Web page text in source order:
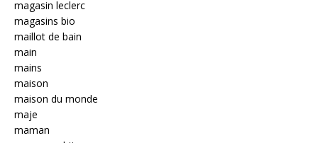
magasin leclerc
magasins bio
maillot de bain
main
mains
maison
maison du monde
maje
maman